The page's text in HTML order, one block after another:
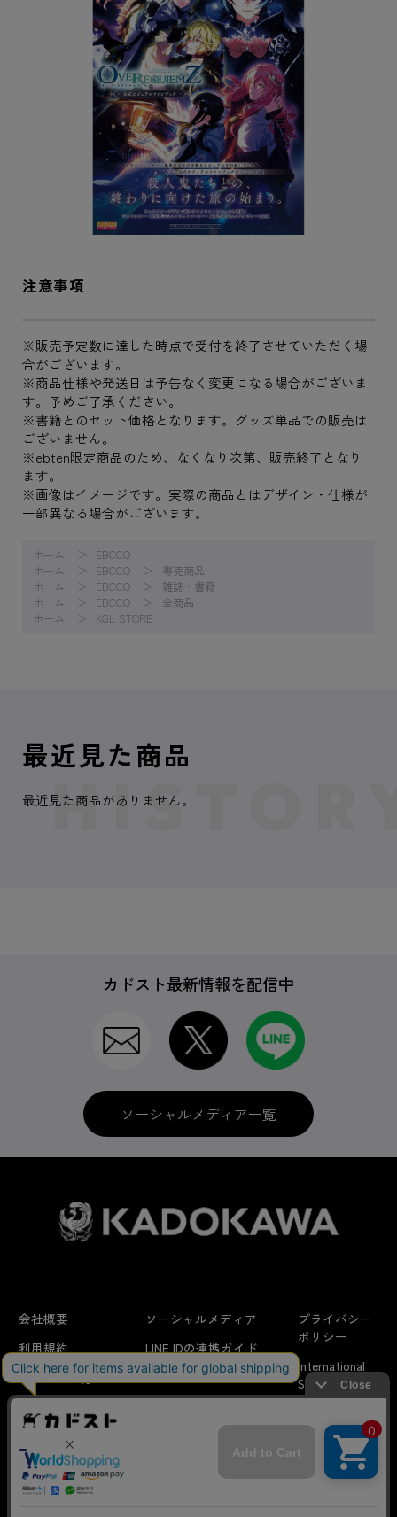
注意事項
※販売予定数に達した時点で受付を終了させていただく場
合がございます。
※商品仕様や発送日は予告なく変更になる場合がございま
す。予めご了承ください。
※書籍とのセット価格となります。グッズ単品での販売は
ございません。
※ebten限定商品のため、なくなり次第、販売終了となり
ます。
※画像はイメージです。実際の商品とはデザイン・仕様が
一部異なる場合がございます。
ホーム
EBCCO
ホーム
EBCCO
専売商品
ホーム
EBCCO
雑誌・書籍
ホーム
EBCCO
全商品
ホーム
KGL STORE
最近見た商品
最近見た商品がありません。
カドスト最新情報を配信中
ソーシャルメディア一覧
会社概要
利用規約
はじめての方へ
ソーシャルメディア
LINE IDの連携ガイド
FAQ
プライバシー
ポリシー
International
Shipping
リクエスト
当サイトでは利用体験の向上およびコンテンツの最適な提供、ト
ラフィックの分析を目的としてCookieを使用しています。
サイトの閲覧を継続された場合、Cookieの利用に同意したことも
のといたします。
詳細については